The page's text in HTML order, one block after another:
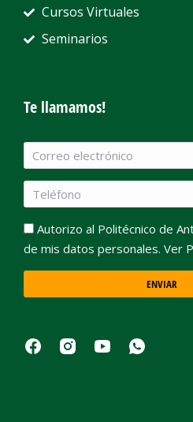
Cursos Virtuales
Seminarios
Te llamamos!
Autorizo al Politécnico de
de mis datos personales. Ver
ENVIAR